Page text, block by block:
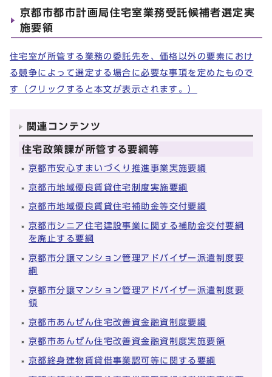
京都市都市計画局住宅室業務受託候補者選定実
施要領
住宅室が所管する業務の委託先を、価格以外の要素におけ
る競争によって選定する場合に必要な事項を定めたもので
す（クリックすると本文が表示されます。）
関連コンテンツ
住宅政策課が所管する要綱等
京都市安心すまいづくり推進事業実施要綱
京都市地域優良賃貸住宅制度実施要綱
京都市地域優良賃貸住宅補助金等交付要綱
京都市シニア住宅建設事業に関する補助金交付要綱
を廃止する要綱
京都市分譲マンション管理アドバイザー派遣制度要
綱
京都市分譲マンション管理アドバイザー派遣制度要
領
京都市あんぜん住宅改善資金融資制度要綱
京都市あんぜん住宅改善資金融資制度実施要領
京都終身建物賃貸借事業認可等に関する要綱